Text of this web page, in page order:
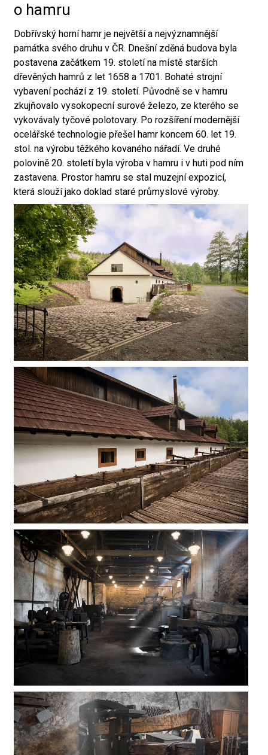
o hamru
Dobřívský horní hamr je největší a nejvýznamnější
památka svého druhu v ČR. Dnešní zděná budova byla
postavena začátkem 19. století na místě starších
dřevěných hamrů z let 1658 a 1701. Bohaté strojní
vybavení pochází z 19. století. Původně se v hamru
zkujňovalo vysokopecní surové železo, ze kterého se
vykovávaly tyčové polotovary. Po rozšíření modernější
ocelářské technologie přešel hamr koncem 60. let 19.
stol. na výrobu těžkého kovaného nářadí. Ve druhé
polovině 20. století byla výroba v hamru i v huti pod ním
zastavena. Prostor hamru se stal muzejní expozicí,
která slouží jako doklad staré průmyslové výroby.